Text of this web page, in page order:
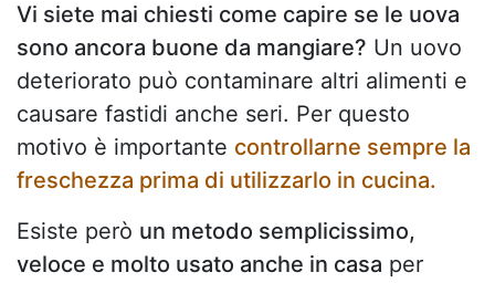
Vi siete mai chiesti come capire se le uova
sono ancora buone da mangiare? Un uovo
deteriorato può contaminare altri alimenti e
causare fastidi anche seri. Per questo
motivo è importante controllarne sempre la
freschezza prima di utilizzarlo in cucina.
Esiste però un metodo semplicissimo,
veloce e molto usato anche in casa per